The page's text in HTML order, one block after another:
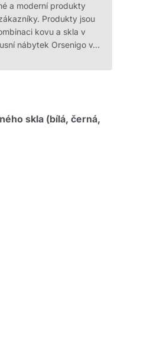
a moderní produkty
Produkty jsou
kovu a skla v
nábytek Orsenigo v…
skla (bílá, černá,